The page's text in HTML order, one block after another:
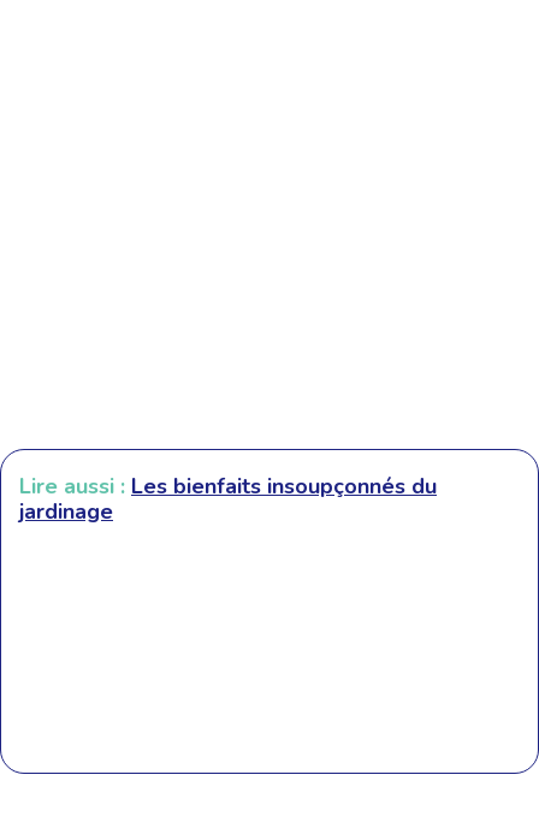
Lire aussi : Les bienfaits insoupçonnés du
jardinage